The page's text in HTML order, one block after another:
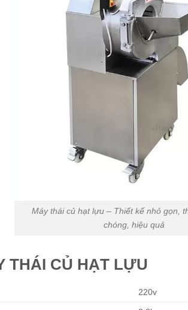
Máy thái củ hạt lựu – Thiết kế nhỏ gọn,
chóng, hiệu quả
THÁI CỦ HẠT LỰU
220v